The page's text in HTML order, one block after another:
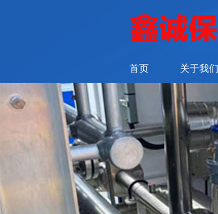
首页 关于我们